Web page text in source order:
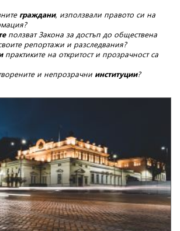
граждани, използвали правото си на
ползват Закона за достъп до обществена
репортажи и разследвания?
практиките на откритост и прозрачност са
и непрозрачни институции?